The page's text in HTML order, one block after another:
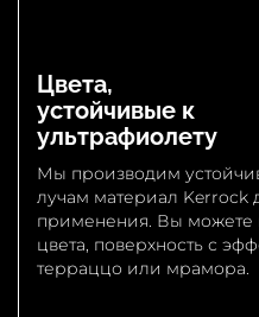
Цвета,
устойчивые к
ультрафиолету
Мы производим
лучам материал Kerrock
применения. Вы можете
цвета, поверхность с
терраццо или мрамора.